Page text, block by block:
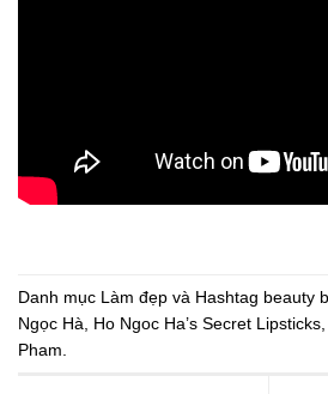
Danh mục Làm đẹp và Hashtag beauty
Ngọc Hà
Ho Ngoc Ha’s Secret Lipsticks
Pham